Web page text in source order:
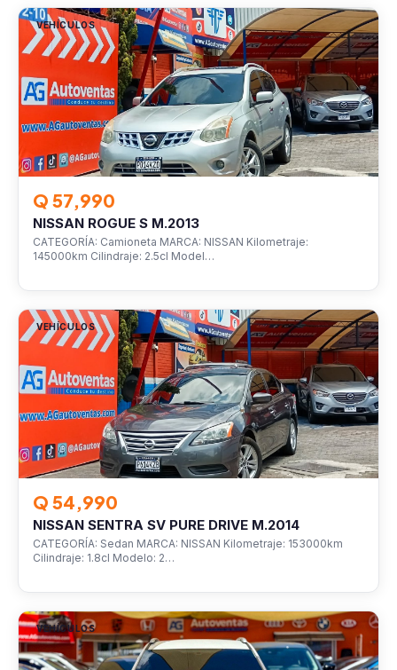
VEHÍCULOS
Q 57,990
NISSAN ROGUE S M.2013
CATEGORÍA: Camioneta MARCA: NISSAN Kilometraje:
145000km Cilindraje: 2.5cl Model…
VEHÍCULOS
Q 54,990
NISSAN SENTRA SV PURE DRIVE M.2014
CATEGORÍA: Sedan MARCA: NISSAN Kilometraje: 153000km
Cilindraje: 1.8cl Modelo: 2…
VEHÍCULOS